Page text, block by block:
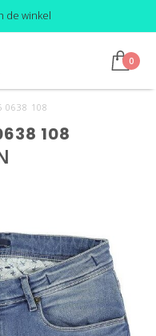
de winkel
0
0638 108
108